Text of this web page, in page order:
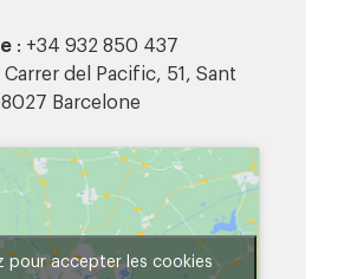
: +34 932 850 437
Carrer del Pacific, 51, Sant
Barcelone
pour accepter les cookies